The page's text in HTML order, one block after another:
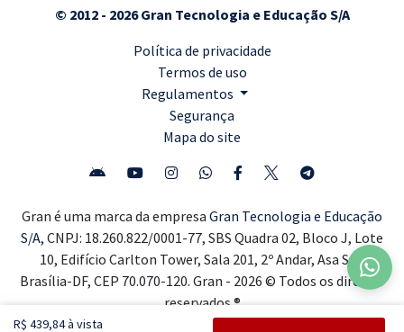
R$ 439,84 à vista
© 2012 - 2026 Gran Tecnologia e Educação S/A
Política de privacidade
Termos de uso
Regulamentos
Segurança
Mapa do site
Gran é uma marca da empresa Gran Tecnologia e Educação
S/A, CNPJ: 18.260.822/0001-77, SBS Quadra 02, Bloco J, Lote
10, Edifício Carlton Tower, Sala 201, 2º Andar, Asa Sul,
Brasília-DF, CEP 70.070-120. Gran - 2026 © Todos os direitos
reservados ®